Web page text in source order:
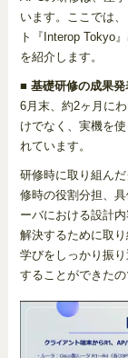
います。ここでは
ト『Interop Tokyo
を紹介します。
■ 基礎研修の成果発
6月末、約2ヶ月に
けでなく、実機を
れています。
研修時に取り組ん
修時の役割分担、
ーバにおける設計
解決するために取
学びをしっかり振
することができたの